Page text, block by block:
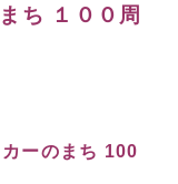
ち １００周
ーのまち 100